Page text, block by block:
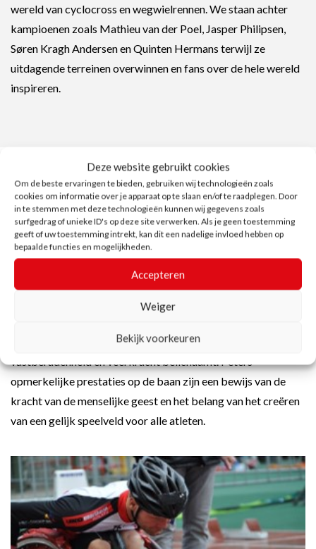
Deze website gebruikt cookies
Om de beste ervaringen te bieden, gebruiken wij technologieën zoals
cookies om informatie over je apparaat op te slaan en/of te raadplegen. Door
in te stemmen met deze technologieën kunnen wij gegevens zoals
surfgedrag of unieke ID's op deze site verwerken. Als je geen toestemming
geeft of uw toestemming intrekt, kan dit een nadelige invloed hebben op
bepaalde functies en mogelijkheden.
Accepteren
Weiger
Bekijk voorkeuren
wereld van cyclocross en wegwielrennen. We staan achter
kampioenen zoals Mathieu van der Poel, Jasper Philipsen,
Søren Kragh Andersen en Quinten Hermans terwijl ze
uitdagende terreinen overwinnen en fans over de hele wereld
inspireren.
Inclusiviteitin de sport
bevorderen
Bij IKO geloven we in de kracht van sport om mensen uit alle
lagen van de bevolking te verenigen en te verheffen. Daarom
Paralympisch kampioen in rolstoelracen, die de geest van
vastberadenheid en veerkracht belichaamt. Peters
opmerkelijke prestaties op de baan zijn een bewijs van de
kracht van de menselijke geest en het belang van het creëren
van een gelijk speelveld voor alle atleten.